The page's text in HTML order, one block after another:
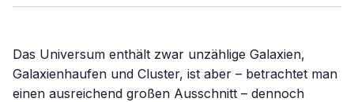
Das Universum enthält zwar unzählige Galaxien,
Galaxienhaufen und Cluster, ist aber – betrachtet man
einen ausreichend großen Ausschnitt – dennoch